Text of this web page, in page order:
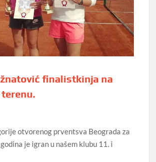
finalistkinja na
otvorenog prventsva Beograda za
je igran u našem klubu 11. i